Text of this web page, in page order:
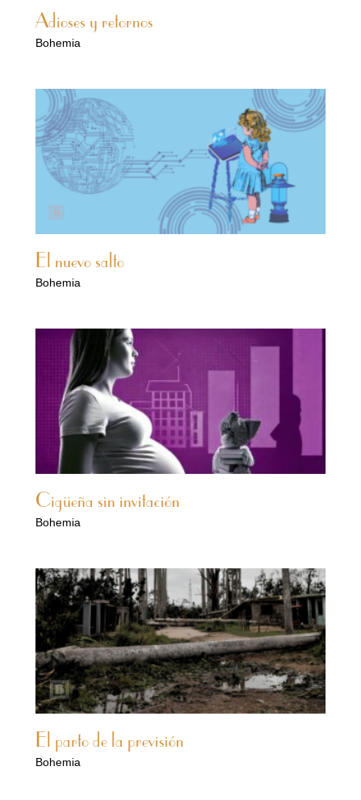
Adioses y retornos
Bohemia
El nuevo salto
Bohemia
Cigüeña sin invitación
Bohemia
El parto de la previsión
Bohemia